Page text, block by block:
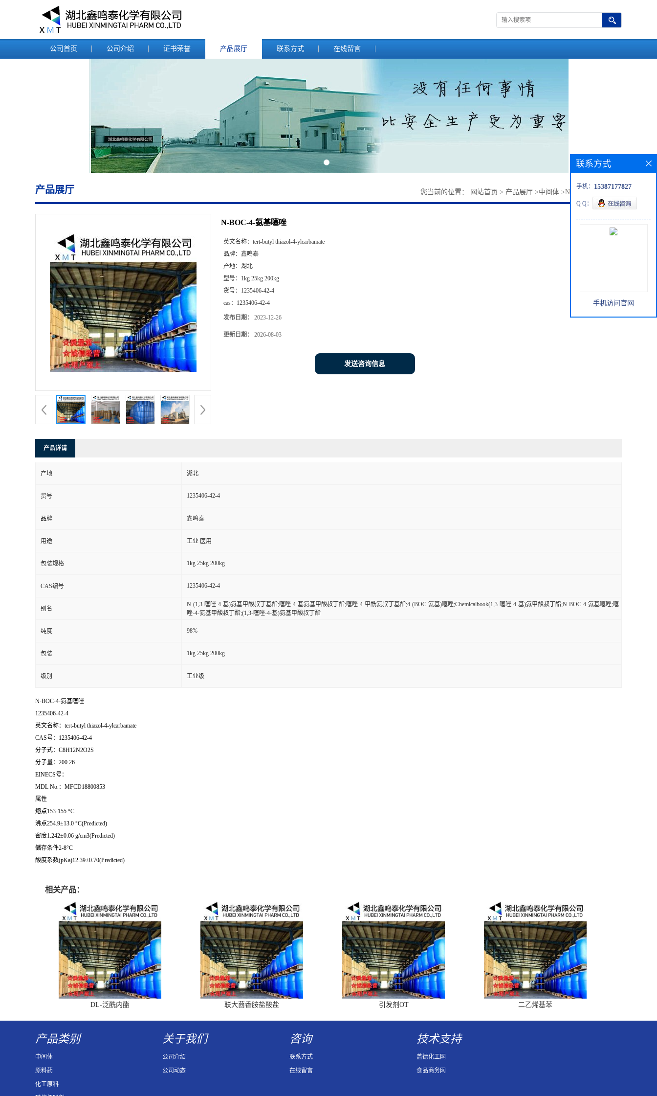
公司首页 公司介绍 证书荣誉 产品展厅 联系方式 在线留言
产品展厅 您当前的位置： 网站首页 > 产品展厅 >中间体 >N-BOC-4-氨基噻唑
N-BOC-4-氨基噻唑
英文名称： tert-butyl thiazol-4-ylcarbamate
品牌： 鑫鸣泰
产地： 湖北
型号： 1kg 25kg 200kg
货号： 1235406-42-4
cas： 1235406-42-4
发布日期： 2023-12-26
更新日期： 2026-08-03
发送咨询信息
产品详请
产地 湖北
货号 1235406-42-4
品牌 鑫鸣泰
用途 工业 医用
包装规格 1kg 25kg 200kg
CAS编号 1235406-42-4
别名
N-(1,3-噻唑-4-基)氨基甲酸叔丁基酯;噻唑-4-基氨基甲酸叔丁酯;噻唑-4-甲酰氨叔丁基酯;4-(BOC-氨基)噻唑;Chemicalbook(1,3-噻唑-4-基)氨甲酸叔丁酯;N-BOC-4-氨基噻唑;噻
唑-4-氨基甲酸叔丁酯;(1,3-噻唑-4-基)氨基甲酸叔丁酯
纯度 98%
包装 1kg 25kg 200kg
级别 工业级
N-BOC-4-氨基噻唑
1235406-42-4
英文名称：tert-butyl thiazol-4-ylcarbamate
CAS号：1235406-42-4
分子式：C8H12N2O2S
分子量：200.26
EINECS号：
MDL No.：MFCD18800853
属性
熔点153-155 °C
沸点254.9±13.0 °C(Predicted)
密度1.242±0.06 g/cm3(Predicted)
储存条件2-8°C
酸度系数(pKa)12.39±0.70(Predicted)
相关产品：
DL-泛酰内酯 联大茴香胺盐酸盐 引发剂OT 二乙烯基苯
联系方式
手机： 15387177827
Q Q：
手机访问官网
产品类别
中间体
原料药
化工原料
关于我们
公司介绍
公司动态
咨询
联系方式
在线留言
技术支持
盖德化工网
食品商务网